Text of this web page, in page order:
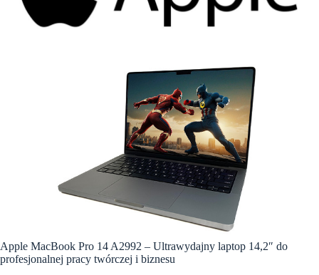
Apple MacBook Pro 14 A2992 – Ultrawydajny laptop 14,2″ do
profesjonalnej pracy twórczej i biznesu